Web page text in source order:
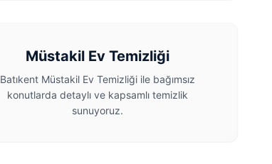
Müstakil Ev Temizliği
Batıkent Müstakil Ev Temizliği ile bağımsız
konutlarda detaylı ve kapsamlı temizlik
sunuyoruz.